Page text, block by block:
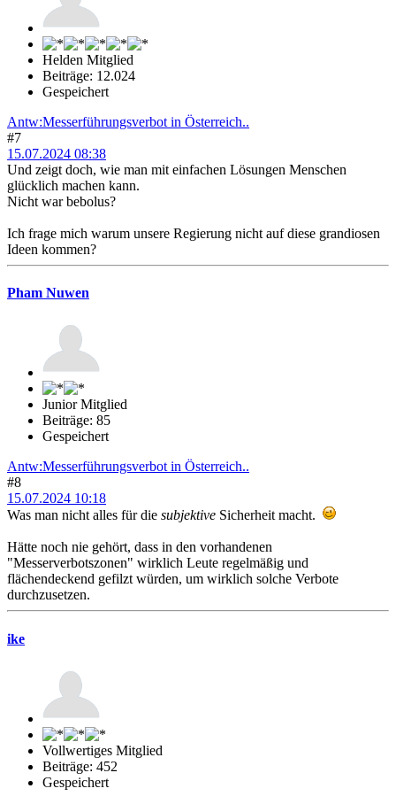
Helden Mitglied
Beiträge: 12.024
Gespeichert
Antw:Messerführungsverbot in Österreich..
#7
15.07.2024 08:38
Und zeigt doch, wie man mit einfachen Lösungen Menschen
glücklich machen kann.
Nicht war bebolus?
Ich frage mich warum unsere Regierung nicht auf diese grandiosen
Ideen kommen?
Pham Nuwen
Junior Mitglied
Beiträge: 85
Gespeichert
Antw:Messerführungsverbot in Österreich..
#8
15.07.2024 10:18
Was man nicht alles für die subjektive Sicherheit macht.
Hätte noch nie gehört, dass in den vorhandenen
"Messerverbotszonen" wirklich Leute regelmäßig und
flächendeckend gefilzt würden, um wirklich solche Verbote
durchzusetzen.
ike
Vollwertiges Mitglied
Beiträge: 452
Gespeichert